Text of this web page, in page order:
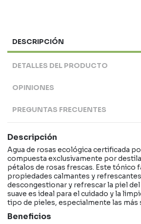
DESCRIPCIÓN
DETALLES DEL PRODUCTO
OPINIONES
PREGUNTAS FRECUENTES
Descripción
Agua de rosas ecológica certificada
compuesta exclusivamente por
pétalos de rosas frescas. Este tónico
propiedades calmantes y
descongestionar y refrescar la piel
suave es ideal para el cuidado y la
tipo de pieles, especialmente las más
Beneficios